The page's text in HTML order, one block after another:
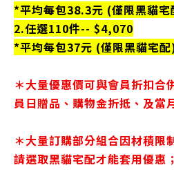
*平均每包38.3元 (僅限黑貓宅
2.任選110件-- $4,070
*平均每包37元 (僅限黑貓宅
＊大量優惠價可與會員折扣合
員日贈品、購物金折抵、及當
＊大量訂購部分組合因材積限
請選取黑貓宅配才能套用優惠